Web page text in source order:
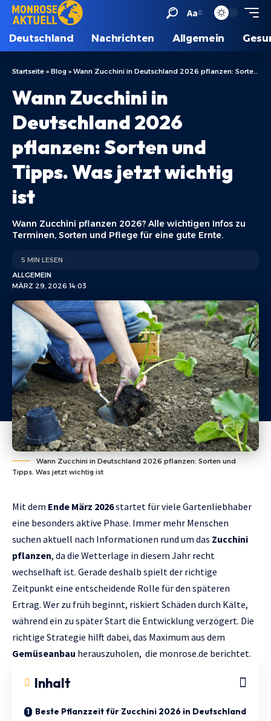
Aa
Deutschland Nachrichten Allgemein
Startseite » Blog » Wann Zucchini in Deutschland 2026 pflanzen: Sorten und Tipps. Was jetzt wichtig ist
Wann Zucchini in
Deutschland 2026
pflanzen: Sorten und
Tipps. Was jetzt wichtig
ist
Wann Zucchini pflanzen 2026? Alle wichtigen Infos zu
Terminen, Sorten und Pflege für eine gute Ernte.
MÄRZ 29, 2026 14:03
ALLGEMEIN
5 MIN LESEN
Wann Zucchini in Deutschland 2026 pflanzen: Sorten und
Tipps. Was jetzt wichtig ist
Mit dem Ende März 2026startet für viele Gartenliebhaber
eine besonders aktive Phase. Immer mehr Menschen
suchen aktuell nach Informationen rund um das Zucchini
pflanzen, da die Wetterlage in diesem Jahr recht
wechselhaft ist. Gerade deshalb spielt der richtige
Zeitpunkt eine entscheidende Rolle für den späteren
Ertrag. Wer zu früh beginnt, riskiert Schäden durch Kälte,
während ein zu später Start die Entwicklung verzögert. Die
richtige Strategie hilft dabei, das Maximum aus dem
Gemüseanbau herauszuholen, die monrose.de berichtet.
Inhalt
Beste Pflanzzeit für Zucchini 2026 in Deutschland